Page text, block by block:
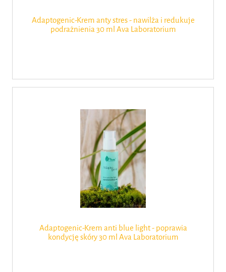
Adaptogenic-Krem anty stres - nawilża i redukuje
podrażnienia 30 ml Ava Laboratorium
Adaptogenic-Krem anti blue light - poprawia
kondycję skóry 30 ml Ava Laboratorium